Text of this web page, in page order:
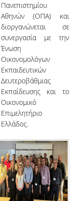
Πανεπιστημίου
Αθηνών (ΟΠΑ) και
διοργανώνεται σε
συνεργασία με την
Ένωση
Οικονομολόγων
Εκπαιδευτικών
Δευτεροβάθμιας
Εκπαίδευσης και το
Οικονομικό
Επιμελητήριο
Ελλάδος.